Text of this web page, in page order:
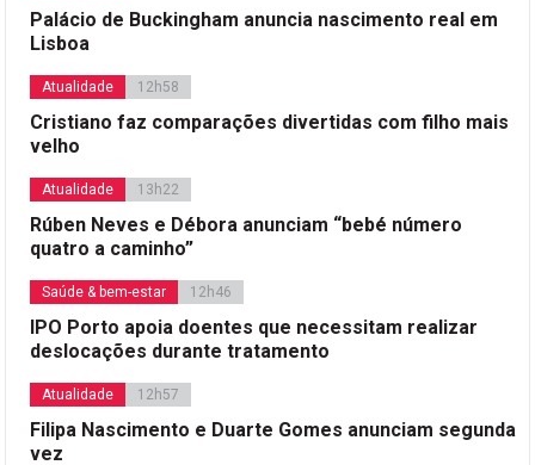
Palácio de Buckingham anuncia nascimento real em
Lisboa
Atualidade 12h58
Cristiano faz comparações divertidas com filho mais
velho
Atualidade 13h22
Rúben Neves e Débora anunciam “bebé número
quatro a caminho”
Saúde & bem-estar 12h46
IPO Porto apoia doentes que necessitam realizar
deslocações durante tratamento
Atualidade 12h57
Filipa Nascimento e Duarte Gomes anunciam segunda
vez